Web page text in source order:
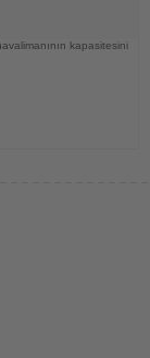
kapasitesini